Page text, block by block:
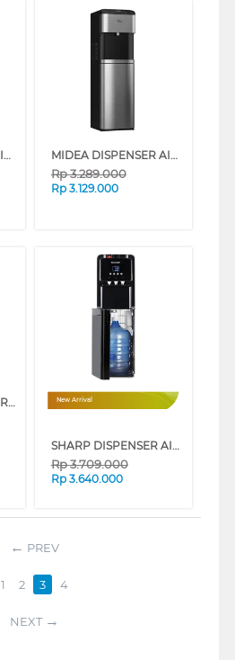
MIDEA DISPENSER AIR BERDIRI STANDING DISPENSER YL2236S-SS MIDEA DISPENSER AIR BERDIRI STANDING DISPENSER YL2240S-SS
Rp3.289.000
Rp 3.129.000
ADVANCE DISPENSER AIR BERDIRI STANDING DISPENSER MIZURO SERENE New Arrival
SHARP DISPENSER AIR BERDIRI STANDING DISPENSER SWD-88EHL-BK
Rp3.709.000
Rp 3.640.000
PREV
1 2 3 4
NEXT